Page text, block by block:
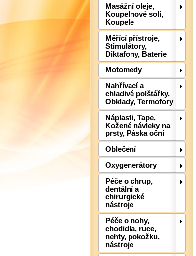
Masážní oleje,
Koupelnové soli,
Koupele
Měřící přístroje,
Stimulátory,
Diktafony, Baterie
Motomedy
Nahřívací a
chladivé polštářky,
Obklady, Termofory
Náplasti, Tape,
Kožené návleky na
prsty, Páska oční
Oblečení
Oxygenerátory
Péče o chrup,
dentální a
chirurgické
nástroje
Péče o nohy,
chodidla, ruce,
nehty, pokožku,
nástroje